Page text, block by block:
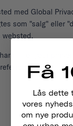
med Global
som "salg" eller
websted.
of your
to above.
Få
Lås dette
vores
om nye